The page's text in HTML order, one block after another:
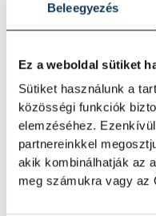
Beleegyezés
Ez a weboldal sütiket
Sütiket használunk a
közösségi funkciók
elemzéséhez.
partnereinkkel
akik kombinálhatják az
meg számukra vagy az
A gólok
elköszönt
Érzelmekben
láthatott a